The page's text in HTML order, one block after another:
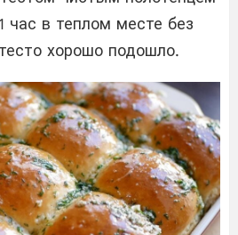
час в теплом месте без
хорошо подошло.